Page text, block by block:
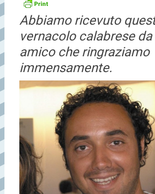
Abbiamo ricevuto
vernacolo calabrese da
amico che ringraziamo
immensamente.